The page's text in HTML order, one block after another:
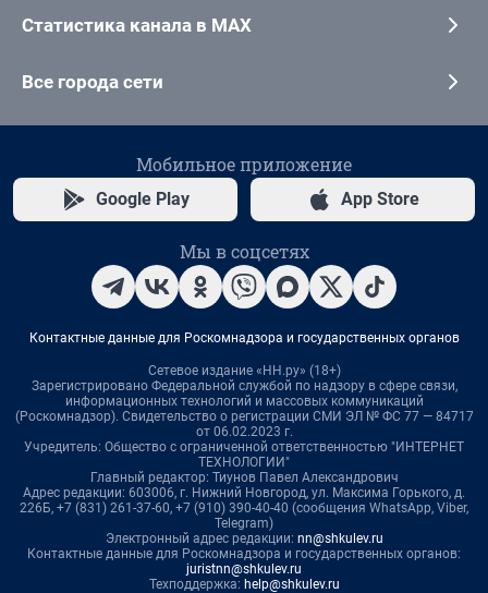
Статистика канала в MAX
Все города сети
Мобильное приложение
Google Play App Store
Мы в соцсетях
Контактные данные для Роскомнадзора и государственных органов
Сетевое издание «НН.ру» (18+)
Зарегистрировано Федеральной службой по надзору в сфере связи,
информационных технологий и массовых коммуникаций
(Роскомнадзор). Свидетельство о регистрации СМИ ЭЛ № ФС 77 — 84717
от 06.02.2023 г.
Учредитель: Общество с ограниченной ответственностью "ИНТЕРНЕТ
ТЕХНОЛОГИИ"
Главный редактор: Тиунов Павел Александрович
Адрес редакции: 603006, г. Нижний Новгород, ул. Максима Горького, д.
226Б, +7 (831) 261-37-60, +7 (910) 390-40-40 (сообщения WhatsApp, Viber,
Telegram)
Электронный адрес редакции: nn@shkulev.ru
Контактные данные для Роскомнадзора и государственных органов:
juristnn@shkulev.ru
Техподдержка: help@shkulev.ru